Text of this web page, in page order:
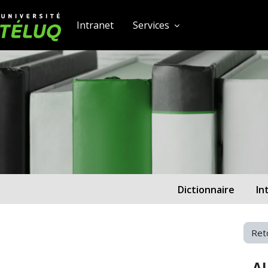
Université TÉLUQIntranet Services
Dictionnaire